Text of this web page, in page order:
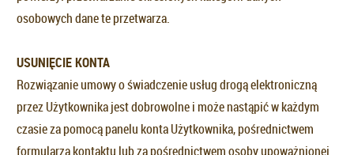
osobowych dane te przetwarza.
USUNIĘCIE KONTA
Rozwiązanie umowy o świadczenie usług drogą elektroniczną
przez Użytkownika jest dobrowolne i może nastąpić w każdym
czasie za pomocą panelu konta Użytkownika, pośrednictwem
formularza kontaktu lub za pośrednictwem osoby upoważnionej